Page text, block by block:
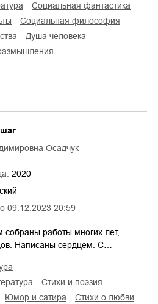
социальная фантастика
социальная философия
душа человека
09.12.2023 20:59
Осадчук
2020
собраны работы многих лет,
Написаны сердцем. С…
стихи и поэзия
юмор и сатира
стихи о любви